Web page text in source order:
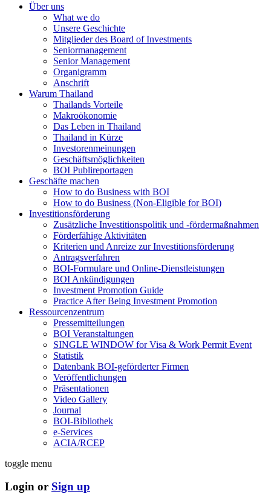
Über uns
What we do
Unsere Geschichte
Mitglieder des Board of Investments
Seniormanagement
Senior Management
Organigramm
Anschrift
Warum Thailand
Thailands Vorteile
Makroökonomie
Das Leben in Thailand
Thailand in Kürze
Investorenmeinungen
Geschäftsmöglichkeiten
BOI Publireportagen
Geschäfte machen
How to do Business with BOI
How to do Business (Non-Eligible for BOI)
Investitionsförderung
Zusätzliche Investitionspolitik und -fördermaßnahmen
Förderfähige Aktivitäten
Kriterien und Anreize zur Investitionsförderung
Antragsverfahren
BOI-Formulare und Online-Dienstleistungen
BOI Ankündigungen
Investment Promotion Guide
Practice After Being Investment Promotion
Ressourcenzentrum
Pressemitteilungen
BOI Veranstaltungen
SINGLE WINDOW for Visa & Work Permit Event
Statistik
Datenbank BOI-geförderter Firmen
Veröffentlichungen
Präsentationen
Video Gallery
Journal
BOI-Bibliothek
e-Services
ACIA/RCEP
toggle menu
Login or Sign up